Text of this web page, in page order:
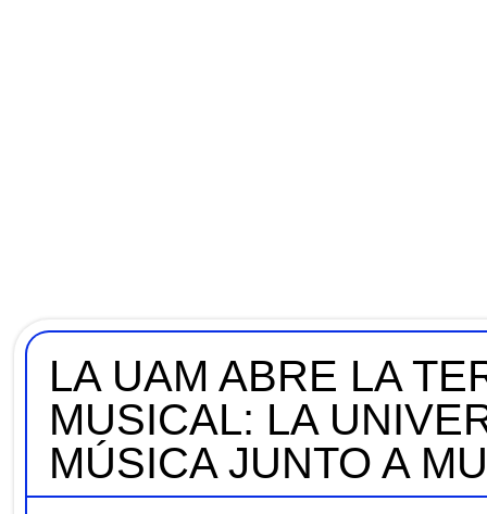
LA UAM ABRE LA
MUSICAL: LA
MÚSICA JUNTO A